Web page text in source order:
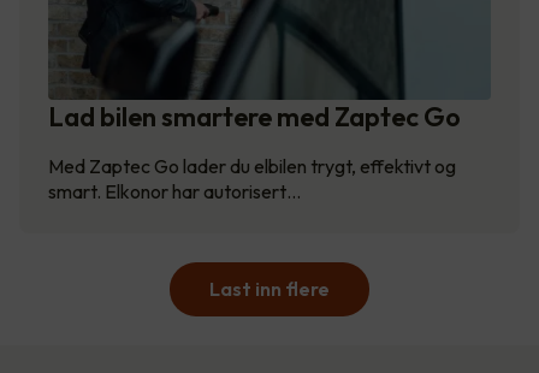
Lad bilen smartere med Zaptec Go
Med Zaptec Go lader du elbilen trygt, effektivt og
smart. Elkonor har autorisert…
Last inn flere